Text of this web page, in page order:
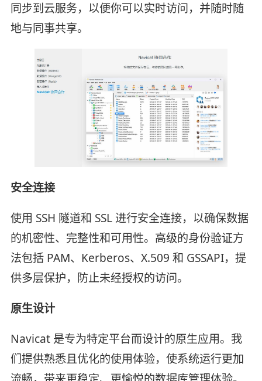
同步到云服务，以便你可以实时访问，并随时随
地与同事共享。
安全连接
使用 SSH 隧道和 SSL 进行安全连接，以确保数据
的机密性、完整性和可用性。高级的身份验证方
法包括 PAM、Kerberos、X.509 和 GSSAPI，提
供多层保护，防止未经授权的访问。
原生设计
Navicat 是专为特定平台而设计的原生应用。我
们提供熟悉且优化的使用体验，使系统运行更加